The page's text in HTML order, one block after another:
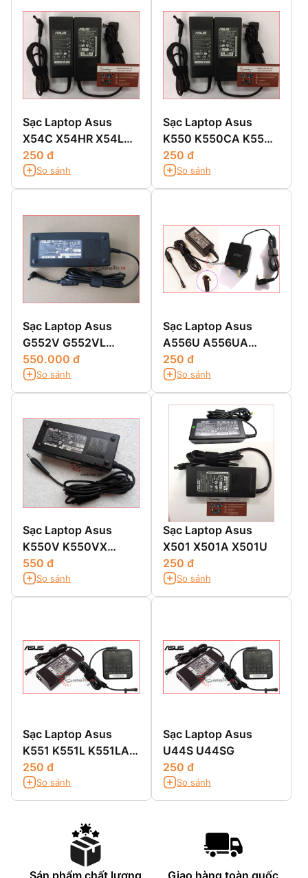
Sạc Laptop Asus
X54C X54HR X54L
X54H X54 Series
250 đ
So sánh
Sạc Laptop Asus
K550 K550CA K550C
K550CC
250 đ
So sánh
Sạc Laptop Asus
G552V G552VL
G552VW G552VX
550.000 đ
So sánh
Sạc Laptop Asus
A556U A556UA
A556UB A556UF
A556UJ
250 đ
So sánh
Sạc Laptop Asus
K550V K550VX
K550J K550JK
K550VC K550VB
550 đ
So sánh
Sạc Laptop Asus
X501 X501A X501U
250 đ
So sánh
Sạc Laptop Asus
K551 K551L K551LA
K551LB K551LN
250 đ
So sánh
Sạc Laptop Asus
U44S U44SG
250 đ
So sánh
Sán phẩm chất lượng Giao hàng toàn quốc